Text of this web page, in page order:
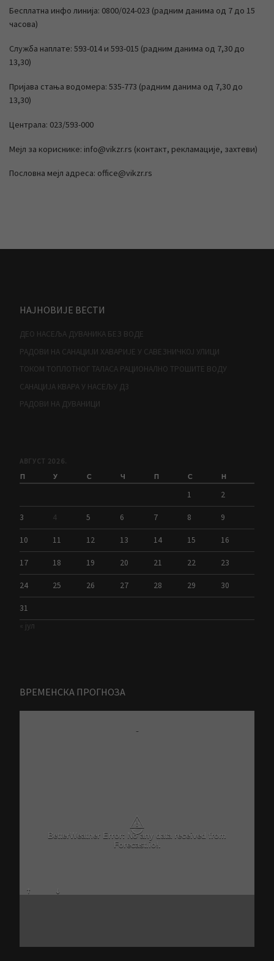
Бесплатна инфо линија: 0800/024-023 (радним данима од 7 до 15
часова)
Служба наплате: 593-014 и 593-015 (радним данима од 7,30 до
13,30)
Пријава стања водомера: 535-773 (радним данима од 7,30 до
13,30)
Централа: 023/593-000
Мејл за кориснике: info@vikzr.rs (контакт, рекламације, захтеви)
Пословна мејл адреса: office@vikzr.rs
НАЈНОВИЈЕ ВЕСТИ
ДЕО НАСЕЉА ДУВАНИКА БЕЗ ВОДЕ
РАДОВИ НА САНАЦИЈИ ХАВАРИЈЕ У САВЕЗНИЧКОЈ УЛИЦИ
ТОКОМ ТОПЛОТНОГ ТАЛАСА РАЦИОНАЛНО ТРОШИТЕ ВОДУ
САНАЦИЈА КВАРА У НАСЕЉУ Д3
РАДОВИ НА ДУВАНИЦИ
АВГУСТ 2026.
П У С Ч П С Н
1 2
3 4 5 6 7 8 9
10 11 12 13 14 15 16
17 18 19 20 21 22 23
24 25 26 27 28 29 30
31
« јул
ВРЕМЕНСКА ПРОГНОЗА
-
⚠
BetterWeather Error: No any data received from
Forecast.io!.